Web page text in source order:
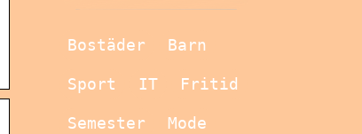
Bostäder Barn
Sport IT Fritid
Semester Mode